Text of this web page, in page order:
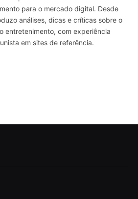
para o mercado digital. Desde
análises, dicas e críticas sobre o
entretenimento, com experiência
em sites de referência.